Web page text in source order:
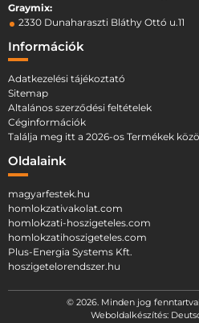
Graymix:
2330 Dunaharaszti Bláthy Ottó u.11
Információk
Adatkezelési tájékoztató
Sitemap
Altalános szerződési feltételek
Céginformációk
Találja meg itt a 2026-os Termékek
Oldalaink
magyarfestek.hu
homlokzativakolat.com
homlokzati-hoszigeteles.com
homlokzatihoszigeteles.com
Plus-Energia Systems Kft.
hoszigetelorendszer.hu
© 2026. Minden jog
Weboldalkészítés: